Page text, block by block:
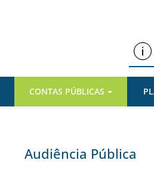
CONTAS PÚBLICAS
Audiência Pública